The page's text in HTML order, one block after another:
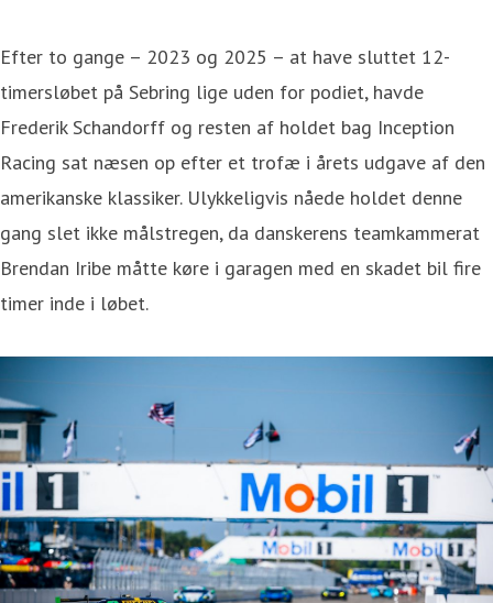
Efter to gange – 2023 og 2025 – at have sluttet 12-
timersløbet på Sebring lige uden for podiet, havde
Frederik Schandorff og resten af holdet bag Inception
Racing sat næsen op efter et trofæ i årets udgave af den
amerikanske klassiker. Ulykkeligvis nåede holdet denne
gang slet ikke målstregen, da danskerens teamkammerat
Brendan Iribe måtte køre i garagen med en skadet bil fire
timer inde i løbet.